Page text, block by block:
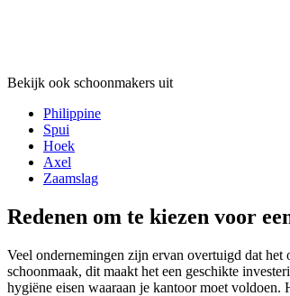
Bekijk ook schoonmakers uit
Philippine
Spui
Hoek
Axel
Zaamslag
Redenen om te kiezen voor
Veel ondernemingen zijn ervan overtuigd dat
schoonmaak, dit maakt het een geschikte
hygiëne eisen waaraan je kantoor moet